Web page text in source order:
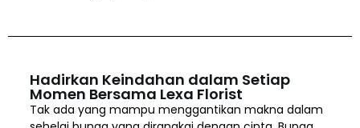
Hadirkan Keindahan dalam Setiap
Momen Bersama Lexa Florist
Tak ada yang mampu menggantikan makna dalam